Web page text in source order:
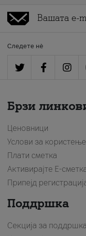
Следете нè
Брзи
Ценовници
Услови за користење
Плати сметка
Активирајте Е-
Припејд
Поддршка
Секција за поддршка